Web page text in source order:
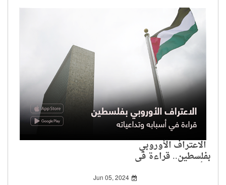
الاعتراف الأوروبي
بفلسطين.. قراءة في
أسبابه وتداعياته
Jun 05, 2024